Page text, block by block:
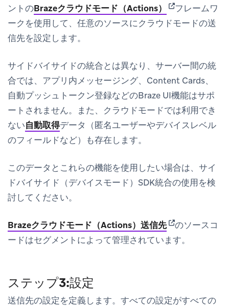
ントのBrazeクラウドモード（Actions） (opens in new
フレームワ
ークを使用して、任意のソースにクラウドモードの送
信先を設定します。
サイドバイサイドの統合とは異なり、サーバー間の統
合では、アプリ内メッセージング、Content Cards、
自動プッシュトークン登録などのBraze UI機能はサポ
ートされません。また、クラウドモードでは利用でき
ない自動取得データ（匿名ユーザーやデバイスレベル
のフィールドなど）も存在します。
このデータとこれらの機能を使用したい場合は、サイ
ドバイサイド（デバイスモード）SDK統合の使用を検
討してください。
Brazeクラウドモード（Actions）送信先(opens in new
のソースコ
ードはセグメントによって管理されています。
ステップ3:設定
送信先の設定を定義します。すべての設定がすべての